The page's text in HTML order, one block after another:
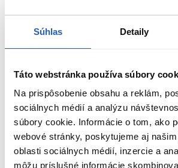
Súhlas Detaily
Táto webstránka používa súbory
Na prispôsobenie obsahu a reklám,
sociálnych médií a analýzu
súbory cookie. Informácie o tom, ako
webové stránky, poskytujeme aj
oblasti sociálnych médií, inzercie a
môžu príslušné informácie
Hodnotenia